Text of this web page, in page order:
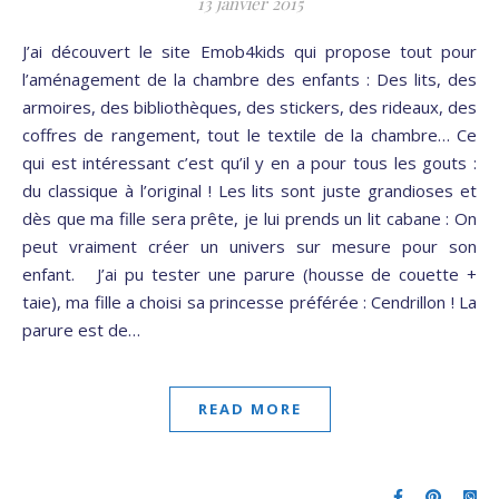
J’ai découvert le site Emob4kids qui propose tout pour
l’aménagement de la chambre des enfants : Des lits, des
armoires, des bibliothèques, des stickers, des rideaux, des
coffres de rangement, tout le textile de la chambre… Ce
qui est intéressant c’est qu’il y en a pour tous les gouts :
du classique à l’original ! Les lits sont juste grandioses et
dès que ma fille sera prête, je lui prends un lit cabane : On
peut vraiment créer un univers sur mesure pour son
enfant. J’ai pu tester une parure (housse de couette +
taie), ma fille a choisi sa princesse préférée : Cendrillon ! La
parure est de…
READ MORE